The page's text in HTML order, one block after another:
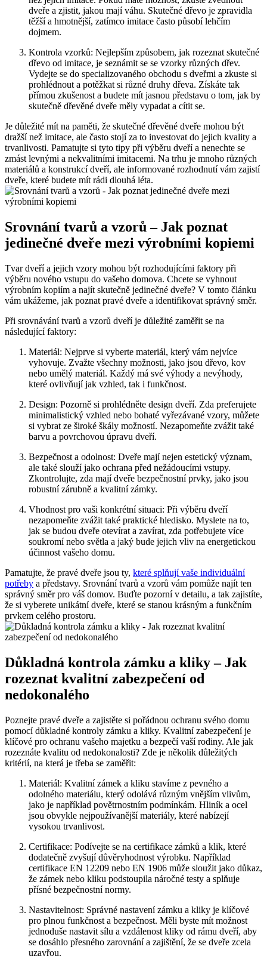
dveře a zjistit, jakou mají váhu. Skutečné dřevo je zpravidla
těžší a hmotnější, zatímco imitace často působí lehčím
dojmem.
Kontrola vzorků: Nejlepším způsobem, jak rozeznat skutečné
dřevo od imitace, je seznámit se se vzorky různých dřev.
Vydejte se do specializovaného obchodu s dveřmi a zkuste si
prohlédnout a potěžkat si různé druhy dřeva. Získáte tak
přímou zkušenost a budete mít jasnou představu o tom, jak by
skutečně dřevěné dveře měly vypadat a cítit se.
Je důležité mít na paměti, že skutečné dřevěné dveře mohou být
dražší než imitace, ale často stojí za to investovat do jejich kvality a
trvanlivosti. Pamatujte si tyto tipy při výběru dveří a nenechte se
zmást levnými a nekvalitními imitacemi. Na trhu je mnoho různých
materiálů a konstrukcí dveří, ale informované rozhodnutí vám zajistí
dveře, které budete mít rádi dlouhá léta.
Srovnání tvarů a vzorů – Jak poznat
jedinečné dveře mezi výrobními kopiemi
Tvar dveří a jejich vzory mohou být rozhodujícími faktory při
výběru nového vstupu do vašeho domova. Chcete se vyhnout
výrobním kopiím a najít skutečně jedinečné dveře? V tomto článku
vám ukážeme, jak poznat pravé dveře a identifikovat správný směr.
Při srovnávání tvarů a vzorů dveří je důležité zaměřit se na
následující faktory:
Materiál: Nejprve si vyberte materiál, který vám nejvíce
vyhovuje. Zvažte všechny možnosti, jako jsou dřevo, kov
nebo umělý materiál. Každý má své výhody a nevýhody,
které ovlivňují jak vzhled, tak i funkčnost.
Design: Pozorně si prohlédněte design dveří. Zda preferujete
minimalistický vzhled nebo bohaté vyřezávané vzory, můžete
si vybrat ze široké škály možností. Nezapomeňte zvážit také
barvu a povrchovou úpravu dveří.
Bezpečnost a odolnost: Dveře mají nejen estetický význam,
ale také slouží jako ochrana před nežádoucími vstupy.
Zkontrolujte, zda mají dveře bezpečnostní prvky, jako jsou
robustní zárubně a kvalitní zámky.
Vhodnost pro vaši konkrétní situaci: Při výběru dveří
nezapomeňte zvážit také praktické hledisko. Myslete na to,
jak se budou dveře otevírat a zavírat, zda potřebujete více
soukromí nebo světla a jaký bude jejich vliv na energetickou
účinnost vašeho domu.
Pamatujte, že pravé dveře jsou ty, které splňují vaše individuální
potřeby a představy. Srovnání tvarů a vzorů vám pomůže najít ten
správný směr pro váš domov. Buďte pozorní v detailu, a tak zajistíte,
že si vyberete unikátní dveře, které se stanou krásným a funkčním
prvkem celého prostoru.
Důkladná kontrola zámku a kliky – Jak
rozeznat kvalitní zabezpečení od
nedokonalého
Poznejte pravé dveře a zajistěte si pořádnou ochranu svého domu
pomocí důkladné kontroly zámku a kliky. Kvalitní zabezpečení je
klíčové pro ochranu vašeho majetku a bezpečí vaší rodiny. Ale jak
rozeznáte kvalitu od nedokonalosti? Zde je několik důležitých
kritérií, na která je třeba se zaměřit:
Materiál: Kvalitní zámek a kliku stavíme z pevného a
odolného materiálu, který odolává různým vnějším vlivům,
jako je například povětrnostním podmínkám. Hliník a ocel
jsou obvykle nejpoužívanější materiály, které nabízejí
vysokou trvanlivost.
Certifikace: Podívejte se na certifikace zámků a klik, které
dodatečně zvyšují důvěryhodnost výrobku. Například
certifikace EN 12209 nebo EN 1906 může sloužit jako důkaz,
že zámek nebo kliku podstoupila náročné testy a splňuje
přísné bezpečnostní normy.
Nastavitelnost: Správné nastavení zámku a kliky je klíčové
pro plnou funkčnost a bezpečnost. Měli byste mít možnost
jednoduše nastavit sílu a vzdálenost kliky od rámu dveří, aby
se dosáhlo přesného zarovnání a zajištění, že se dveře zcela
uzavřou.